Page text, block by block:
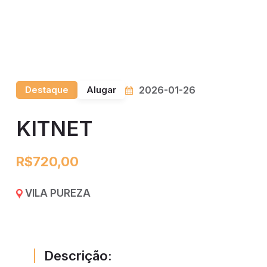
Destaque Alugar 2026-01-26
KITNET
R$720,00
VILA PUREZA
Descrição: